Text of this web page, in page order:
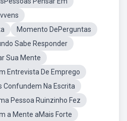
Momento DePerguntas
Sabe Responder
Sua Mente
Entrevista De Emprego
Confundem Na Escrita
Pessoa Ruinzinho Fez
a Mente aMais Forte